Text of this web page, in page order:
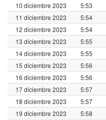
10 diciembre 2023
5:53
11 diciembre 2023
5:54
12 diciembre 2023
5:54
13 diciembre 2023
5:55
14 diciembre 2023
5:55
15 diciembre 2023
5:56
16 diciembre 2023
5:56
17 diciembre 2023
5:57
18 diciembre 2023
5:57
19 diciembre 2023
5:58